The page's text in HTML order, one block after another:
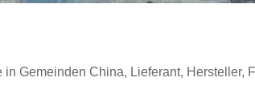
Gemeinden China, Lieferant, Hersteller,